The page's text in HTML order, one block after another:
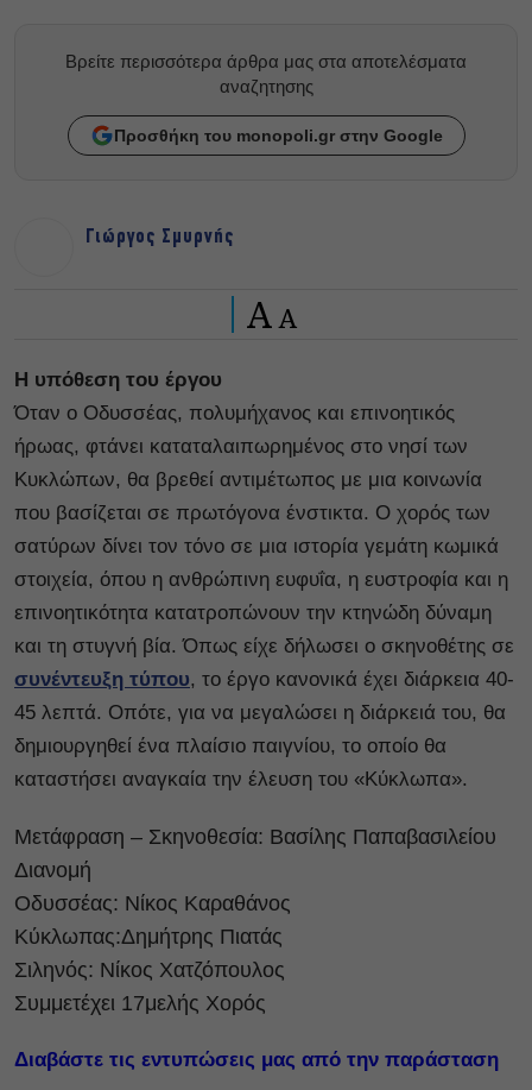
Βρείτε περισσότερα άρθρα μας στα αποτελέσματα
αναζητησης
Προσθήκη του monopoli.gr στην Google
Γιώργος Σμυρνής
A A
Η υπόθεση του έργου
Όταν ο Οδυσσέας, πολυμήχανος και επινοητικός
ήρωας, φτάνει καταταλαιπωρημένος στο νησί των
Κυκλώπων, θα βρεθεί αντιμέτωπος με μια κοινωνία
που βασίζεται σε πρωτόγονα ένστικτα. Ο χορός των
σατύρων δίνει τον τόνο σε μια ιστορία γεμάτη κωμικά
στοιχεία, όπου η ανθρώπινη ευφυΐα, η ευστροφία και η
επινοητικότητα κατατροπώνουν την κτηνώδη δύναμη
και τη στυγνή βία. Όπως είχε δήλωσει ο σκηνοθέτης σε
συνέντευξη τύπου, το έργο κανονικά έχει διάρκεια 40-
45 λεπτά. Οπότε, για να μεγαλώσει η διάρκειά του, θα
δημιουργηθεί ένα πλαίσιο παιγνίου, το οποίο θα
καταστήσει αναγκαία την έλευση του «Κύκλωπα».
Μετάφραση – Σκηνοθεσία: Βασίλης Παπαβασιλείου
Διανομή
Οδυσσέας: Νίκος Καραθάνος
Κύκλωπας:Δημήτρης Πιατάς
Σιληνός: Νίκος Χατζόπουλος
Συμμετέχει 17μελής Χορός
Διαβάστε τις εντυπώσεις μας από την παράσταση